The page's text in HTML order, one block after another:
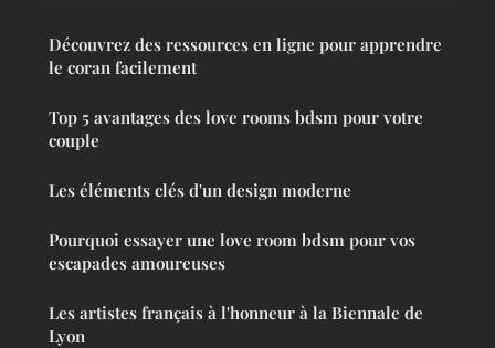
Découvrez des ressources en ligne pour apprendre
le coran facilement
Top 5 avantages des love rooms bdsm pour votre
couple
Les éléments clés d'un design moderne
Pourquoi essayer une love room bdsm pour vos
escapades amoureuses
Les artistes français à l'honneur à la Biennale de
Lyon